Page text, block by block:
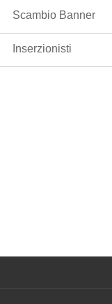
Scambio Banner
Inserzionisti